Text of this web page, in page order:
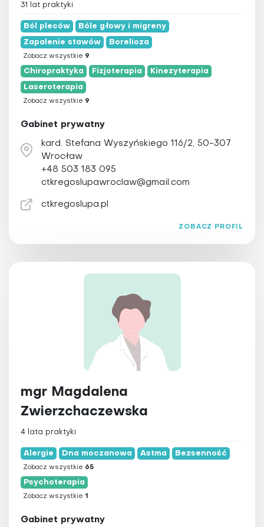
31 lat praktyki
Ból pleców Bóle głowy i migreny
Zapalenie stawów Borelioza
Zobacz wszystkie 9
Chiropraktyka Fizjoterapia Kinezyterapia
Laseroterapia
Zobacz wszystkie 9
Gabinet prywatny
kard. Stefana Wyszyńskiego 116/2, 50-307
Wrocław
+48 503 183 095
ctkregoslupawroclaw@gmail.com
ctkregoslupa.pl
ZOBACZ PROFIL
mgr Magdalena
Zwierzchaczewska
4 lata praktyki
Alergie Dna moczanowa Astma Bezsenność
Zobacz wszystkie 65
Psychoterapia
Zobacz wszystkie 1
Gabinet prywatny